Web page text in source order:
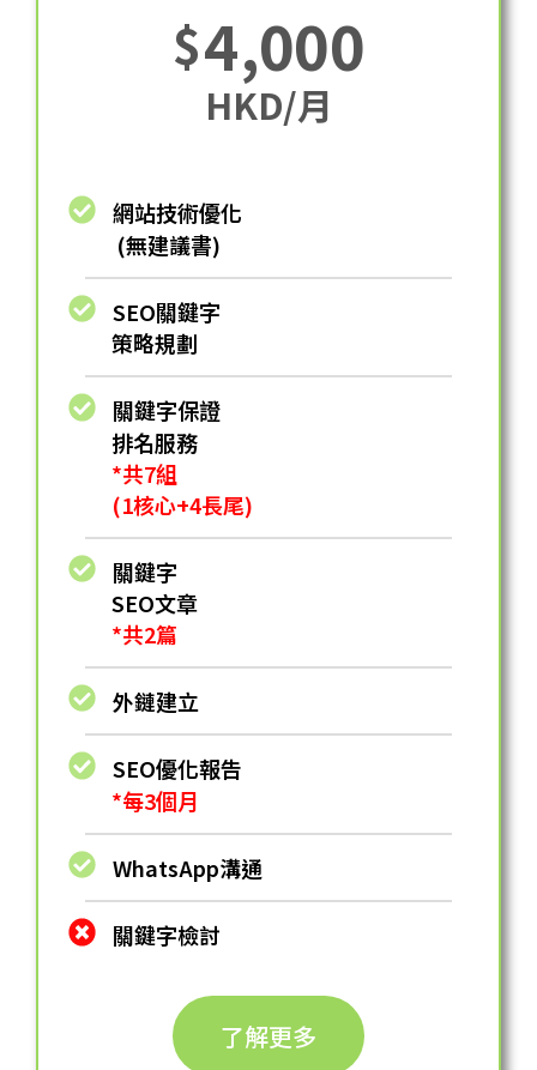
$4,000
HKD/月
網站技術優化
(無建議書)
SEO關鍵字
策略規劃
關鍵字保證
排名服務
*共7組
(1核心+4長尾)
關鍵字
SEO⽂章
*共2篇
外鏈建立
SEO優化報告
*每3個月
WhatsApp溝通
關鍵字檢討
了解更多